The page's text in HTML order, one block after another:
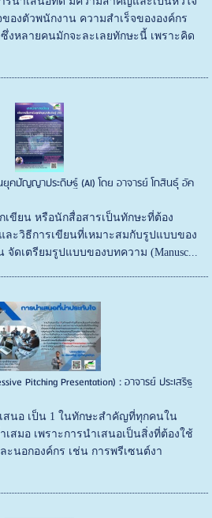
องตัวพนักงาน ความสำเร็จขององค์กร
งหลายคนมักจะละเลยทักษะนี้ เพราะคิด
ยุคปัญญาประดิษฐ์ (AI) โดย อาจารย์ โกสินธุ์ อัค
ขียน หรือนักสื่อสารเป็นทักษะที่ต้อง
ละวิธีการเขียนที่เหมาะสมกับรูปแบบของ
ดเตรียมรูปแบบของบทความ (Manusc...
Pitching Presentation) : อาจารย์ ประเสริฐ
สนอ เป็น 1 ในทักษะสำคัญที่ทุกคนใน
เสมอ เพราะการนำเสนอเป็นสิ่งที่ต้องใช้
ะนอกองค์กร เช่น การพรีเซนต์งา